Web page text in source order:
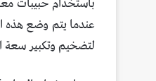
لتضخيم وتكبير سعة